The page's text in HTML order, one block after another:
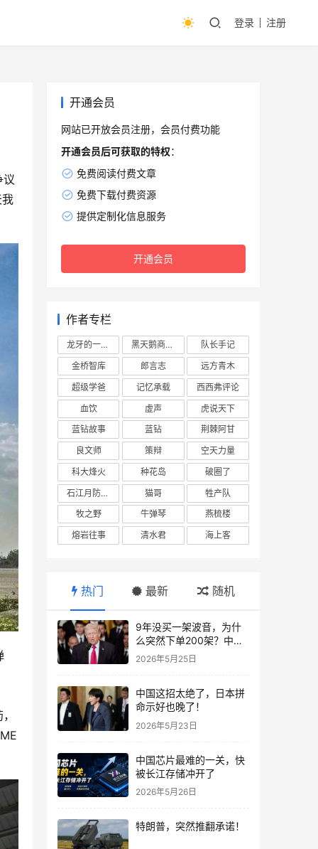
登录 注册
议
开通会员
网站已开放会员注册，会员付费功能
开通会员后可获取的特权：
免费阅读付费文章
免费下载付费资源
提供定制化信息服务
开通会员
作者专栏
龙牙的一座山 黑天鹅商业情报站
队长手记
金桥智库
郎言志
远方青木
超级学爸
记忆承载
西西弗评论
血饮
虚声
虎说天下
蓝钻故事
蓝钻
荆棘阿甘
良文师
策辩
空天力量
科大烽火
种花岛
破圈了
石江月防务观察
猫哥
牲产队
牧之野
牛弹琴
燕梳楼
熔岩往事
清水君 海上客
热门 最新 随机
9年没买一架波音，为什
么突然下单200架？中国
这步棋，看懂的人不多
2026年5月25日
中国这招太绝了，日本拼
命示好也晚了！
2026年5月23日
中国芯片最难的一关，快
被长江存储冲开了
2026年5月26日
特朗普，突然推翻承诺！